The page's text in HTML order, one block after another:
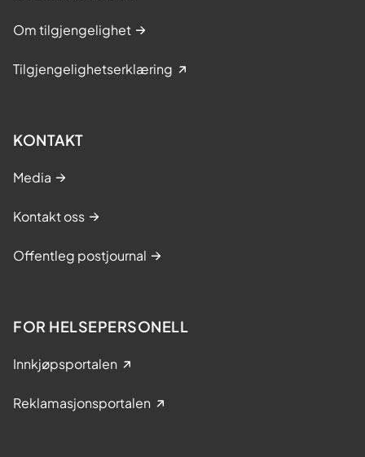
Om tilgjengelighet
Tilgjengelighetserklæring
KONTAKT
Media
Kontakt oss
Offentleg postjournal
FOR HELSEPERSONELL
Innkjøpsportalen
Reklamasjonsportalen